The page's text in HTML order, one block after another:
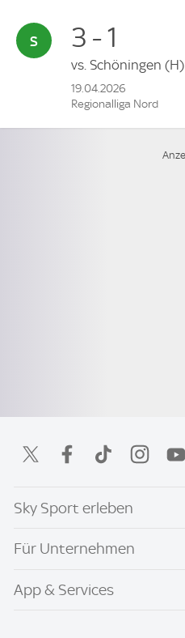
3 - 1
vs. Schöningen (H)
19.04.2026
Regionalliga Nord
Sky Sport erleben
Für Unternehmen
App & Services